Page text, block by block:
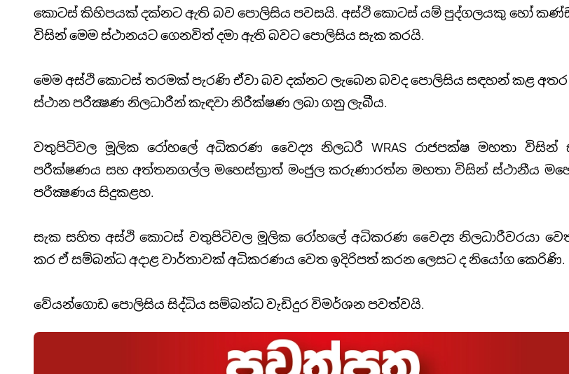
කොටස් කිහිපයක් දක්නට ඇති බව පොලිසිය පවසයි. අස්ථි කොටස් යම් පුද්ගලයකු හෝ
විසින් මෙම ස්ථානයට ගෙනවිත් දමා ඇති බවට පොලිසිය සැක කරයි.
මෙම අස්ථි කොටස් තරමක් පැරණි ඒවා බව දක්නට ලැබෙන බවද පොලිසිය සඳහන් කළ අතර
ස්ථාන පරීක්‍ෂණ නිලධාරීන් කැඳවා නිරීක්ෂණ ලබා ගනු ලැබීය.
වතුපිටිවල මූලික රෝහලේ අධිකරණ වෛද්‍ය නිලධරී WRAS රාජපක්ෂ මහතා විසින්
පරීක්ෂණය සහ අත්තනගල්ල මහෙස්ත්‍රාත් මංජුල කරුණාරත්න මහතා විසින් ස්ථානීය
පරීක්‍ෂණය සිදුකළහ.
සැක සහිත අස්ථි කොටස් වතුපිටිවල මූලික රෝහලේ අධිකරණ වෛද්‍ය නිලධාරීවරයා
කර ඒ සම්බන්ධ අදාළ වාර්තාවක් අධිකරණය වෙත ඉදිරිපත් කරන ලෙසට ද නියෝග කෙරිණි.
වේයන්ගොඩ පොලිසිය සිද්ධිය සම්බන්ධ වැඩිදුර විමර්ශන පවත්වයි.